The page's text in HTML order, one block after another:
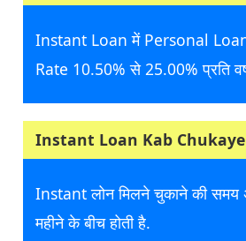
Instant Loan में Personal
Rate 10.50% से 25.00% प्रति
Instant Loan Kab Chukaye
Instant लोन मिलने चुकाने की समय
महीने के बीच होती है.